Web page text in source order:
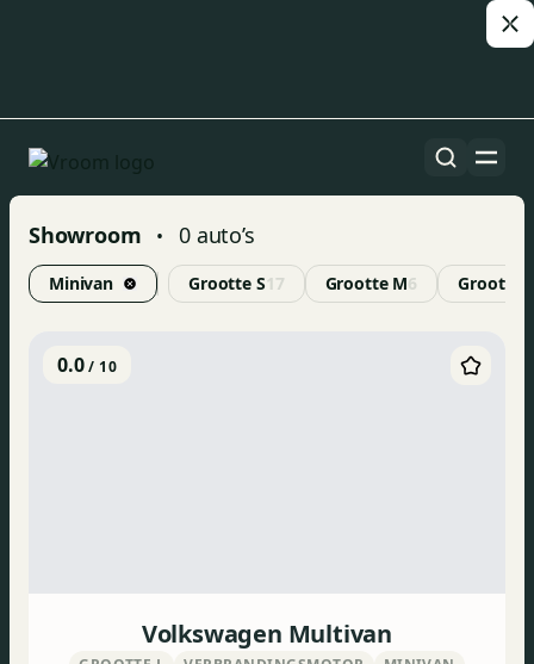
Showroom • 0 auto’s
Minivan Grootte S17 Grootte M6 Grootte L
0.0/ 10
Volkswagen Multivan